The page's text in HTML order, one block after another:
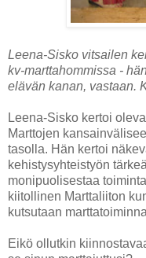
Leena-Sisko vitsailen
kv-marttahommissa -
elävän kanan, vastaan.
Leena-Sisko kertoi
Marttojen
tasolla. Hän kertoi
kehistysyhteistyön
monipuolisestaa
kiitollinen Marttaliiton
kutsutaan
Eikö ollutkin